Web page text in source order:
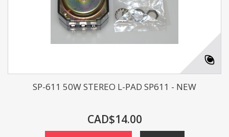
SP-611 50W STEREO L-PAD SP611 - NEW
CAD$14.00